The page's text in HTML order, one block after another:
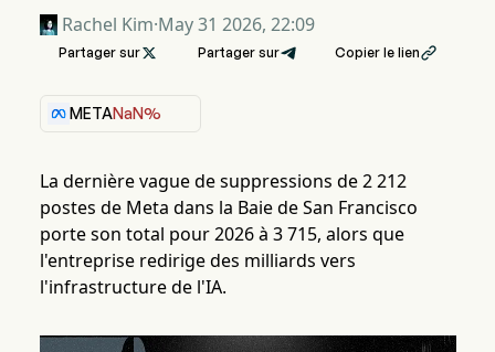
Rachel Kim·May 31 2026, 22:09
Partager sur Partager sur Copier le lien
METANaN%
La dernière vague de suppressions de 2 212
postes de Meta dans la Baie de San Francisco
porte son total pour 2026 à 3 715, alors que
l'entreprise redirige des milliards vers
l'infrastructure de l'IA.